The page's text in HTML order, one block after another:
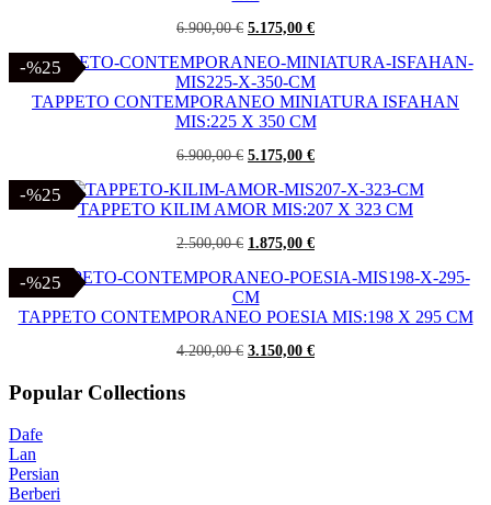
6.900,00€ Il
originale
era:
6.900,00 €.
5.175,00 €Il
attuale
è:
5.175,00 €.
-%25
-%25
TAPPETO CONTEMPORANEO MINIATURA ISFAHAN
MIS:225 X 350 CM
6.900,00€ Il
originale
era:
5.175,00 €Il
attuale
è:
-%25
-%25
TAPPETO KILIM AMOR MIS:207 X 323 CM
2.500,00€ Il
originale
era:
2.500,00 €.
1.875,00 €Il
attuale
1.875,00 €.
-%25
-%25
TAPPETO CONTEMPORANEO POESIA MIS:198 X 295 CM
4.200,00€ Il
3.150,00 €Il
Popular Collections
Dafe
Lan
Persian
Berberi